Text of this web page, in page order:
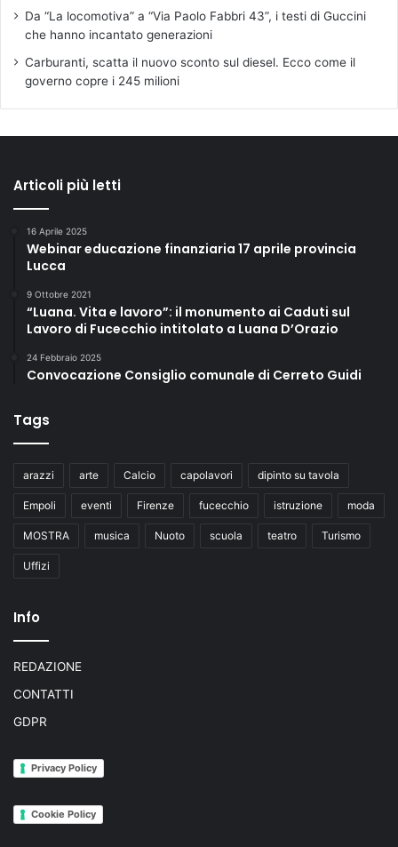
Da “La locomotiva” a “Via Paolo Fabbri 43”, i testi di Guccini
che hanno incantato generazioni
Carburanti, scatta il nuovo sconto sul diesel. Ecco come il
governo copre i 245 milioni
Articoli più letti
16 Aprile 2025
Webinar educazione finanziaria 17 aprile provincia
Lucca
9 Ottobre 2021
“Luana. Vita e lavoro”: il monumento ai Caduti sul
Lavoro di Fucecchio intitolato a Luana D’Orazio
24 Febbraio 2025
Convocazione Consiglio comunale di Cerreto Guidi
Tags
arazzi arte Calcio capolavori dipinto su tavola
Empoli eventi Firenze fucecchio istruzione moda
MOSTRA musica Nuoto scuola teatro Turismo
Uffizi
Info
REDAZIONE
CONTATTI
GDPR
Privacy Policy
Cookie Policy